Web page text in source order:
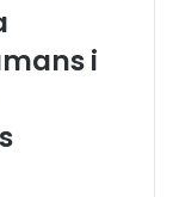
i